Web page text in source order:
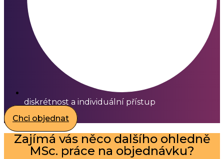
diskrétnost a individuální přístup
Chci objednat
Zajímá vás něco dalšího ohledně
MSc. práce na objednávku?